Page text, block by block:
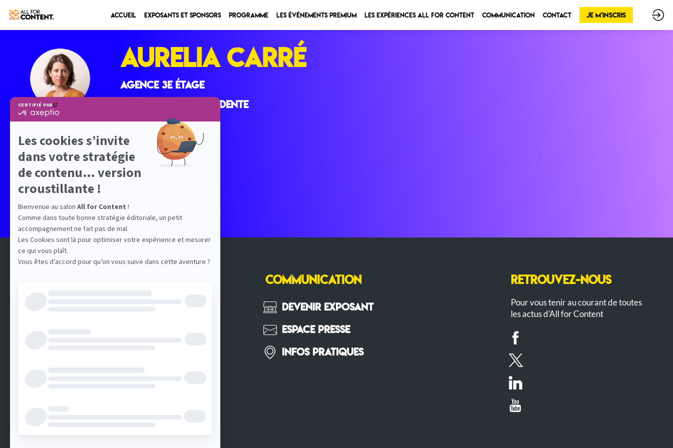
Accueil Exposants et sponsors Programme Les Événements Premium Les expériences All for Content Communication Contact Je m'inscris
AC
Aurelia CARRÉ
AGENCE 3e ÉTAGE
Fondatrice et présidente
COMMUNICATION
Devenir Exposant
Espace Presse
Infos pratiques
RETROUVEZ-NOUS
Pour vous tenir au courant de toutes
les actus d'All for Content